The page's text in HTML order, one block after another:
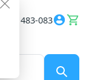
8182 483-083